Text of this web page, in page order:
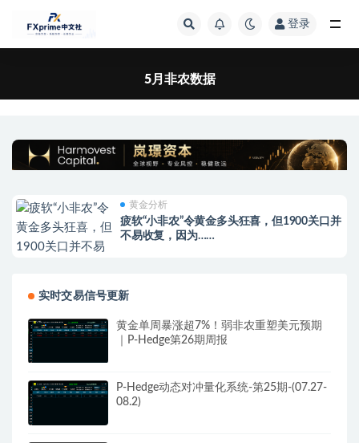
登录
5月非农数据
黄金分析
疲软“小非农”令黄金多头狂喜，但1900关口并
不易收复，因为……
实时交易信号更新
黄金单周暴涨超7%！弱非农重塑美元预期
｜P-Hedge第26期周报
P-Hedge动态对冲量化系统-第25期-(07.27-
08.2)